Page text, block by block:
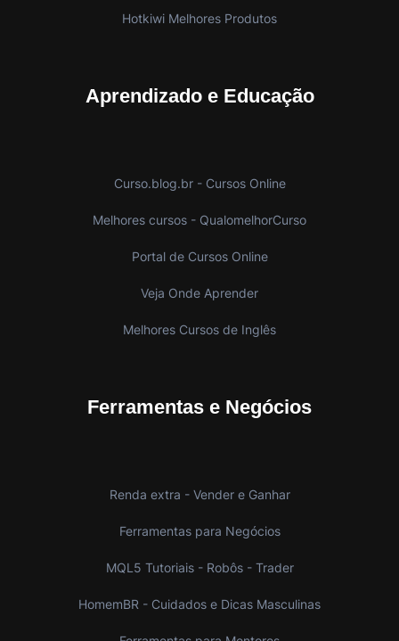
Hotkiwi Melhores Produtos
Aprendizado e Educação
Curso.blog.br - Cursos Online
Melhores cursos - QualomelhorCurso
Portal de Cursos Online
Veja Onde Aprender
Melhores Cursos de Inglês
Ferramentas e Negócios
Renda extra - Vender e Ganhar
Ferramentas para Negócios
MQL5 Tutoriais - Robôs - Trader
HomemBR - Cuidados e Dicas Masculinas